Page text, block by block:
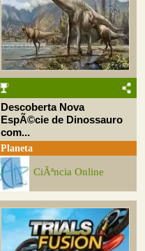
Descoberta Nova
EspÃ©cie de Dinossauro
com...
Planeta
CiÃªncia Online